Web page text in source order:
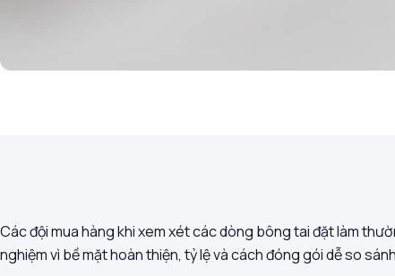
Các đội mua hàng khi xem xét các dòng bông tai đặt làm
nghiệm vì bề mặt hoàn thiện, tỷ lệ và cách đóng gói dễ so